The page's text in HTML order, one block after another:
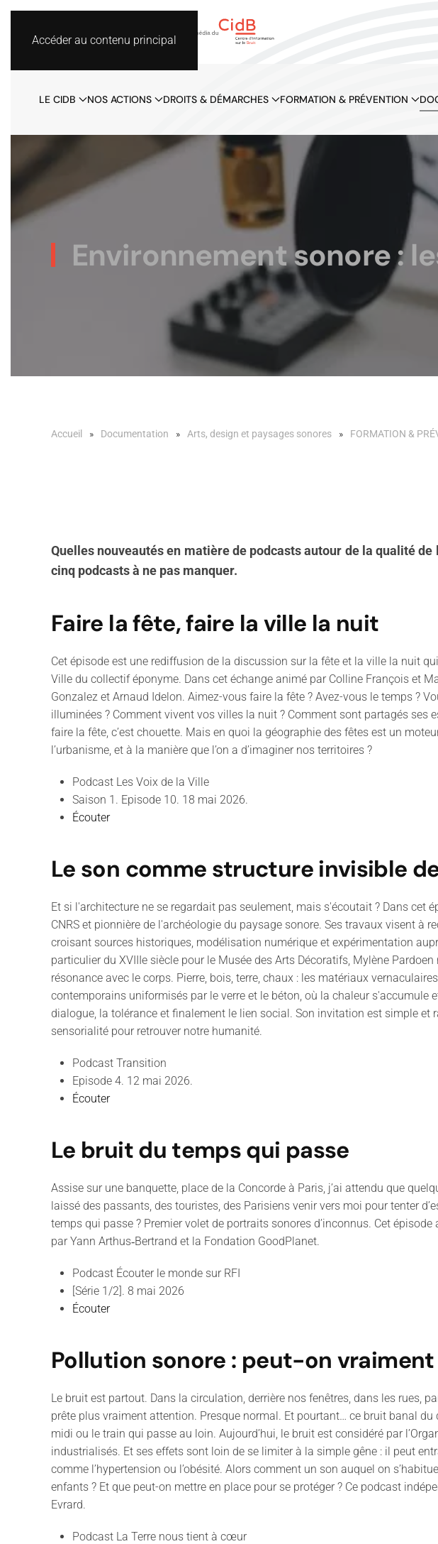
Accéder au contenu principal
LE CIDB NOS ACTIONS DROITS & DÉMARCHES FORMATION & PRÉVENTION
Environnement sonore :
Accueil Documentation Arts, design et paysages sonores FORMATION &
Quelles nouveautés en matière de podcasts autour de la qualité
cinq podcasts à ne pas manquer.
Faire la fête, faire la ville la nuit
Cet épisode est une rediffusion de la discussion sur la fête et la ville la nuit
Ville du collectif éponyme. Dans cet échange animé par Colline François et
Gonzalez et Arnaud Idelon. Aimez-vous faire la fête ? Avez-vous le temps ?
illuminées ? Comment vivent vos villes la nuit ? Comment sont partagés ses
faire la fête, c’est chouette. Mais en quoi la géographie des fêtes est un
l’urbanisme, et à la manière que l’on a d’imaginer nos territoires ?
Podcast Les Voix de la Ville
Saison 1. Episode 10. 18 mai 2026.
Écouter
Le son comme structure invisible
Et si l'architecture ne se regardait pas seulement, mais s'écoutait ? Dans cet
CNRS et pionnière de l'archéologie du paysage sonore. Ses travaux visent à
croisant sources historiques, modélisation numérique et expérimentation
particulier du XVIIIe siècle pour le Musée des Arts Décoratifs, Mylène
résonance avec le corps. Pierre, bois, terre, chaux : les matériaux
contemporains uniformisés par le verre et le béton, où la chaleur
dialogue, la tolérance et finalement le lien social. Son invitation est simple et
sensorialité pour retrouver notre humanité.
Podcast Transition
Episode 4. 12 mai 2026.
Écouter
Le bruit du temps qui passe
Assise sur une banquette, place de la Concorde à Paris, j’ai attendu que
laissé des passants, des touristes, des Parisiens venir vers moi pour tenter
temps qui passe ? Premier volet de portraits sonores d’inconnus. Cet
par Yann Arthus‑Bertrand et la Fondation GoodPlanet.
Podcast Écouter le monde sur RFI
[Série 1/2]. 8 mai 2026
Écouter
Pollution sonore : peut-on
Le bruit est partout. Dans la circulation, derrière nos fenêtres, dans les rues,
prête plus vraiment attention. Presque normal. Et pourtant… ce bruit banal
midi ou le train qui passe au loin. Aujourd’hui, le bruit est considéré par
industrialisés. Et ses effets sont loin de se limiter à la simple gêne : il peut
comme l’hypertension ou l’obésité. Alors comment un son auquel on
enfants ? Et que peut-on mettre en place pour se protéger ? Ce podcast
Evrard.
Podcast La Terre nous tient à cœur